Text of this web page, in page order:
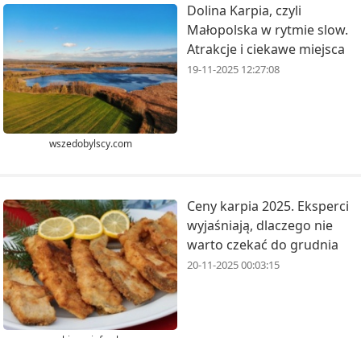
wszedobylscy.com
Dolina Karpia, czyli
Małopolska w rytmie slow.
Atrakcje i ciekawe miejsca
19-11-2025 12:27:08
Ceny karpia 2025. Eksperci
wyjaśniają, dlaczego nie
warto czekać do grudnia
20-11-2025 00:03:15